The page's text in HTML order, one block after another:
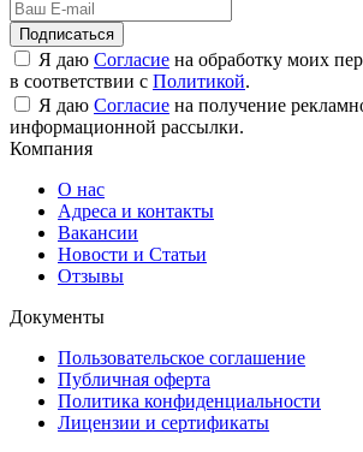
Подписаться
Я даю Согласие на обработку моих
в соответствии с Политикой.
Я даю Согласие на получение
информационной рассылки.
Компания
О нас
Адреса и контакты
Вакансии
Новости и Статьи
Отзывы
Документы
Пользовательское соглашение
Публичная оферта
Политика конфиденциальности
Лицензии и сертификаты